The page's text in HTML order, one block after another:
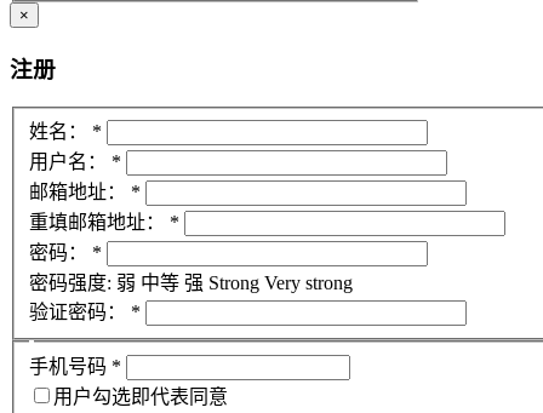
×
注册
姓名：
*
用户名：
*
邮箱地址：
*
重填邮箱地址：
*
密码：
*
密码强度: 弱 中等 强 Strong Very strong
验证密码：
*
手机号码 *
用户勾选即代表同意